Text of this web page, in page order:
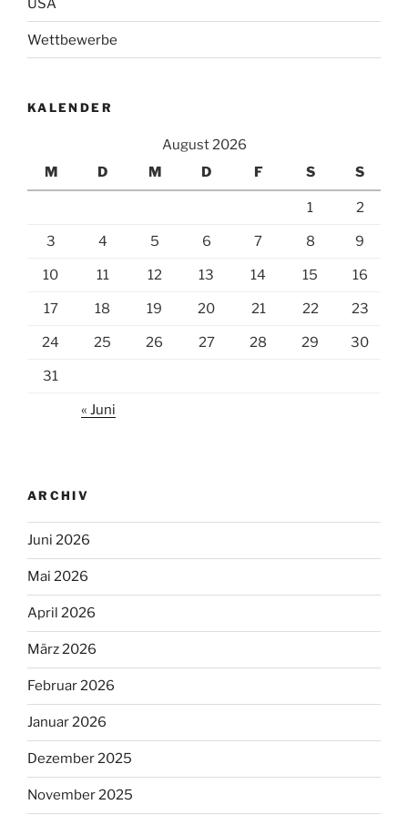
USA
Wettbewerbe
KALENDER
August 2026
M
D M D F S S
1 2
3 4 5 6 7 8 9
10 11 12 13 14 15 16
17 18 19 20 21 22 23
24 25 26 27 28 29 30
31
« Juni
ARCHIV
Juni 2026
Mai 2026
April 2026
März 2026
Februar 2026
Januar 2026
Dezember 2025
November 2025